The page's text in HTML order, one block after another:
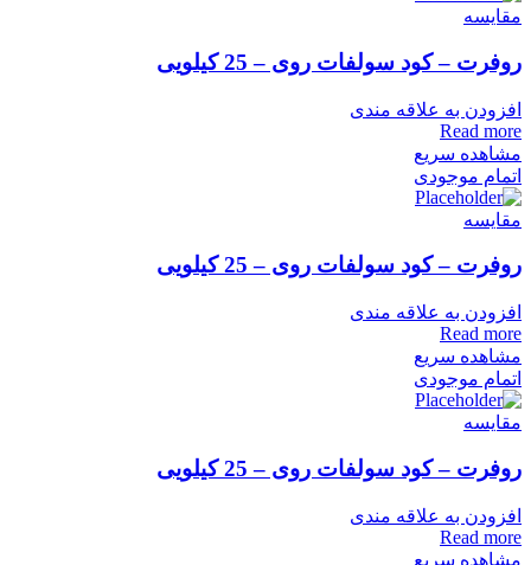
مقایسه
روفرت – کود سولفات روی – 25 کیلویی
افزودن به علاقه مندی
Read more
مشاهده سریع
اتمام موجودی
مقایسه
روفرت – کود سولفات روی – 25 کیلویی
افزودن به علاقه مندی
Read more
مشاهده سریع
اتمام موجودی
مقایسه
روفرت – کود سولفات روی – 25 کیلویی
افزودن به علاقه مندی
Read more
مشاهده سریع